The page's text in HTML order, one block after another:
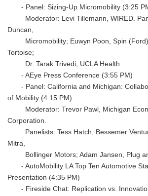
- Panel: Sizing-Up Micromobility (3:25
Moderator: Levi Tillemann, WIRED.
Duncan,
Micromobility; Euwyn Poon, Spin (Ford);
Tortoise;
Dr. Tarak Trivedi, UCLA Health
- AEye Press Conference (3:55 PM)
- Panel: California and Michigan:
of Mobility (4:15 PM)
Moderator: Trevor Pawl, Michigan
Corporation.
Panelists: Tess Hatch, Bessemer
Mitra,
Bollinger Motors; Adam Jansen, Plug
- AutoMobility LA Top Ten Automotive
Presentation (4:35 PM)
- Fireside Chat: Replication vs.